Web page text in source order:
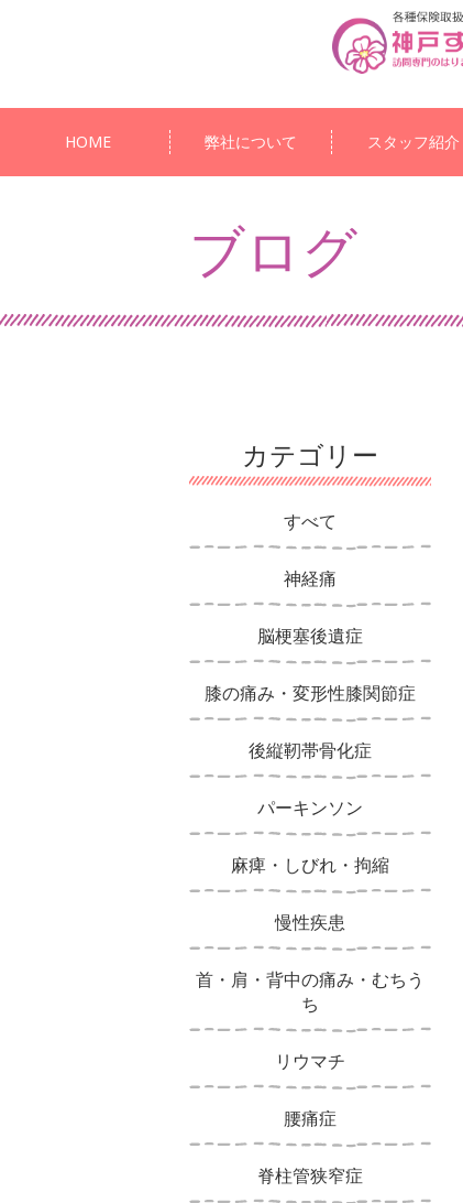
HOME 弊社について スタッフ紹介
ブログ
カテゴリー
すべて
神経痛
脳梗塞後遺症
膝の痛み・変形性膝関節症
後縦靭帯骨化症
パーキンソン
麻痺・しびれ・拘縮
慢性疾患
首・肩・背中の痛み・むちう
ち
リウマチ
腰痛症
脊柱管狭窄症